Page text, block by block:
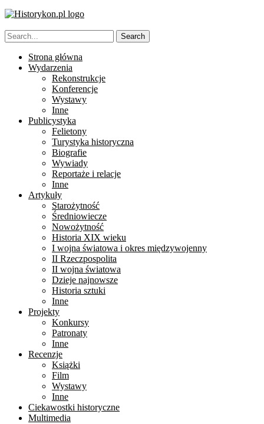
Strona główna
Wydarzenia
Rekonstrukcje
Konferencje
Wystawy
Inne
Publicystyka
Felietony
Turystyka historyczna
Biografie
Wywiady
Reportaże i relacje
Inne
Artykuły
Starożytność
Średniowiecze
Nowożytność
Historia XIX wieku
I wojna światowa i okres międzywojenny
II Rzeczpospolita
II wojna światowa
Dzieje najnowsze
Historia sztuki
Inne
Projekty
Konkursy
Patronaty
Inne
Recenzje
Książki
Film
Wystawy
Inne
Ciekawostki historyczne
Multimedia